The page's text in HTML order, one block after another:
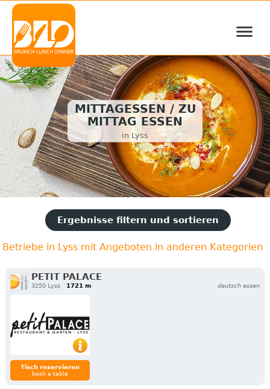
≡
MITTAGESSEN / ZU
MITTAG ESSEN
in Lyss
Ergebnisse filtern und sortieren
Betriebe in Lyss mit Angeboten in anderen Kategorien
PETIT PALACE
3250 Lyss 1721 m deutsch essen
Tisch reservieren
book a table